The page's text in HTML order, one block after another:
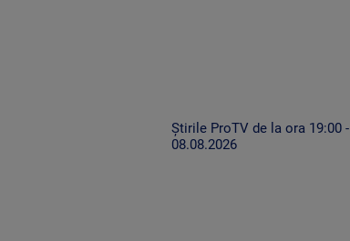
Știrile ProTV de la ora 19:00 -
08.08.2026